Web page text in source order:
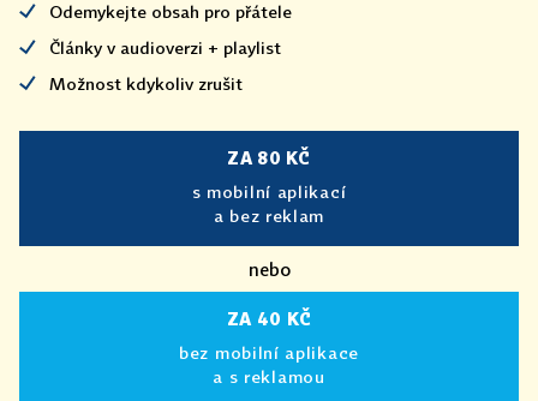
Odemykejte obsah pro přátele
Články v audioverzi + playlist
Možnost kdykoliv zrušit
ZA 80 KČ
s mobilní aplikací
a bez reklam
nebo
ZA 40 KČ
bez mobilní aplikace
a s reklamou